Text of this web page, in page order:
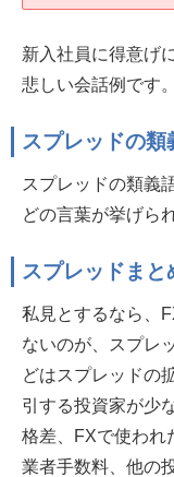
新入社員に得意げ
悲しい会話例です。
スプレッドの類
スプレッドの類義
どの言葉が挙げら
スプレッドまと
私見とするなら、
ないのが、スプレ
どはスプレッドの
引する投資家が少
格差、FXで使われ
業者手数料、他の